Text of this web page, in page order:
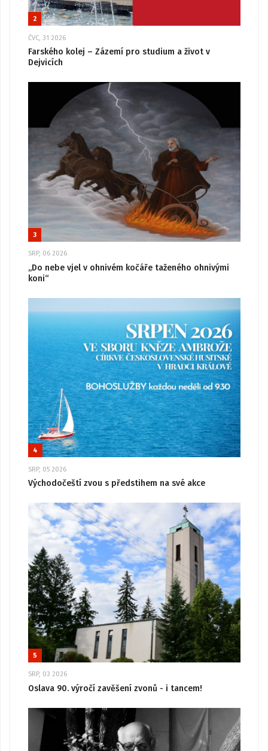
2
ČVC, 31 2026
Farského kolej – Zázemí pro studium a život v
Dejvicích
3
SRP, 06 2026
„Do nebe vjel v ohnivém kočáře taženého ohnivými
koni“
4
SRP, 05 2026
Východočeští zvou s předstihem na své akce
5
SRP, 03 2026
Oslava 90. výročí zavěšení zvonů - i tancem!